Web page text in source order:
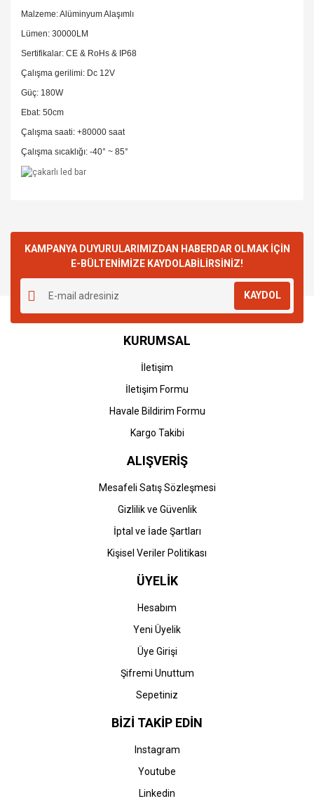
Malzeme: Alüminyum Alaşımlı
Lümen: 30000LM
Sertifikalar: CE & RoHs & IP68
Çalışma gerilimi: Dc 12V
Güç: 180W
Ebat: 50cm
Çalışma saati: +80000 saat
Çalışma sıcaklığı: -40° ~ 85°
KAMPANYA DUYURULARIMIZDAN HABERDAR OLMAK İÇİN
E-BÜLTENİMİZE KAYDOLABİLİRSİNİZ!
KAYDOL
KURUMSAL
İletişim
İletişim Formu
Havale Bildirim Formu
Kargo Takibi
ALIŞVERİŞ
Mesafeli Satış Sözleşmesi
Gizlilik ve Güvenlik
İptal ve İade Şartları
Kişisel Veriler Politikası
ÜYELİK
Hesabım
Yeni Üyelik
Üye Girişi
Şifremi Unuttum
Sepetiniz
BİZİ TAKİP EDİN
Instagram
Youtube
Linkedin